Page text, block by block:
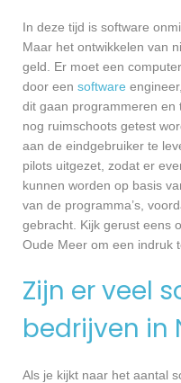
In deze tijd is software
Maar het ontwikkelen van
geld. Er moet een
door een software
dit gaan programmeren
nog ruimschoots getest
aan de eindgebruiker te
pilots uitgezet, zodat er
kunnen worden op basis
van de programma’s,
gebracht. Kijk gerust eens
Oude Meer om een indruk
Zijn er veel
bedrijven in
Als je kijkt naar het aantal